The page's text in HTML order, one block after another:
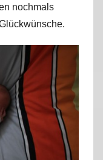
a
r
s
nochmals